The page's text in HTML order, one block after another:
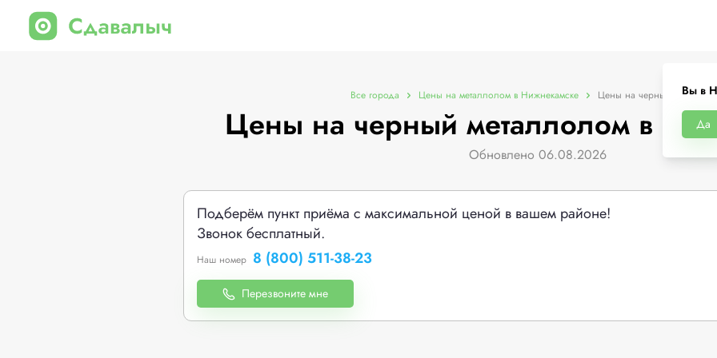
Вы в
Да
Все города Цены на металлолом в Нижнекамске Цены на черный
Цены на черный металлолом в
Обновлено 06.08.2026
Подберём пункт приёма с максимальной ценой в вашем районе!
Звонок бесплатный.
Наш номер 8 (800) 511-38-23
Перезвоните мне